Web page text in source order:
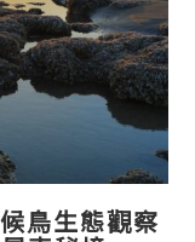
鳥生態觀察